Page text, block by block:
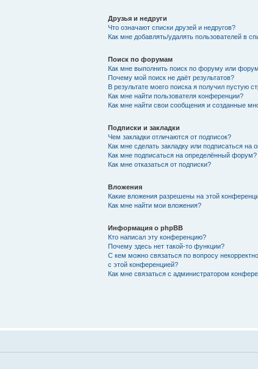
Друзья и недруги
Что означают списки друзей и недругов?
Как мне добавлять/удалять пользователей в
Поиск по форумам
Как мне выполнить поиск по форуму или
Почему мой поиск не даёт результатов?
В результате моего поиска я получил пустую
Как мне найти пользователя конференции?
Как мне найти свои сообщения и созданные
Подписки и закладки
Чем закладки отличаются от подписок?
Как мне сделать закладку или подписаться на
Как мне подписаться на определённый форум?
Как мне отказаться от подписки?
Вложения
Какие вложения разрешены на этой
Как мне найти мои вложения?
Информация о phpBB
Кто написал эту конференцию?
Почему здесь нет такой-то функции?
С кем можно связаться по вопросу
с этой конференцией?
Как мне связаться с администратором